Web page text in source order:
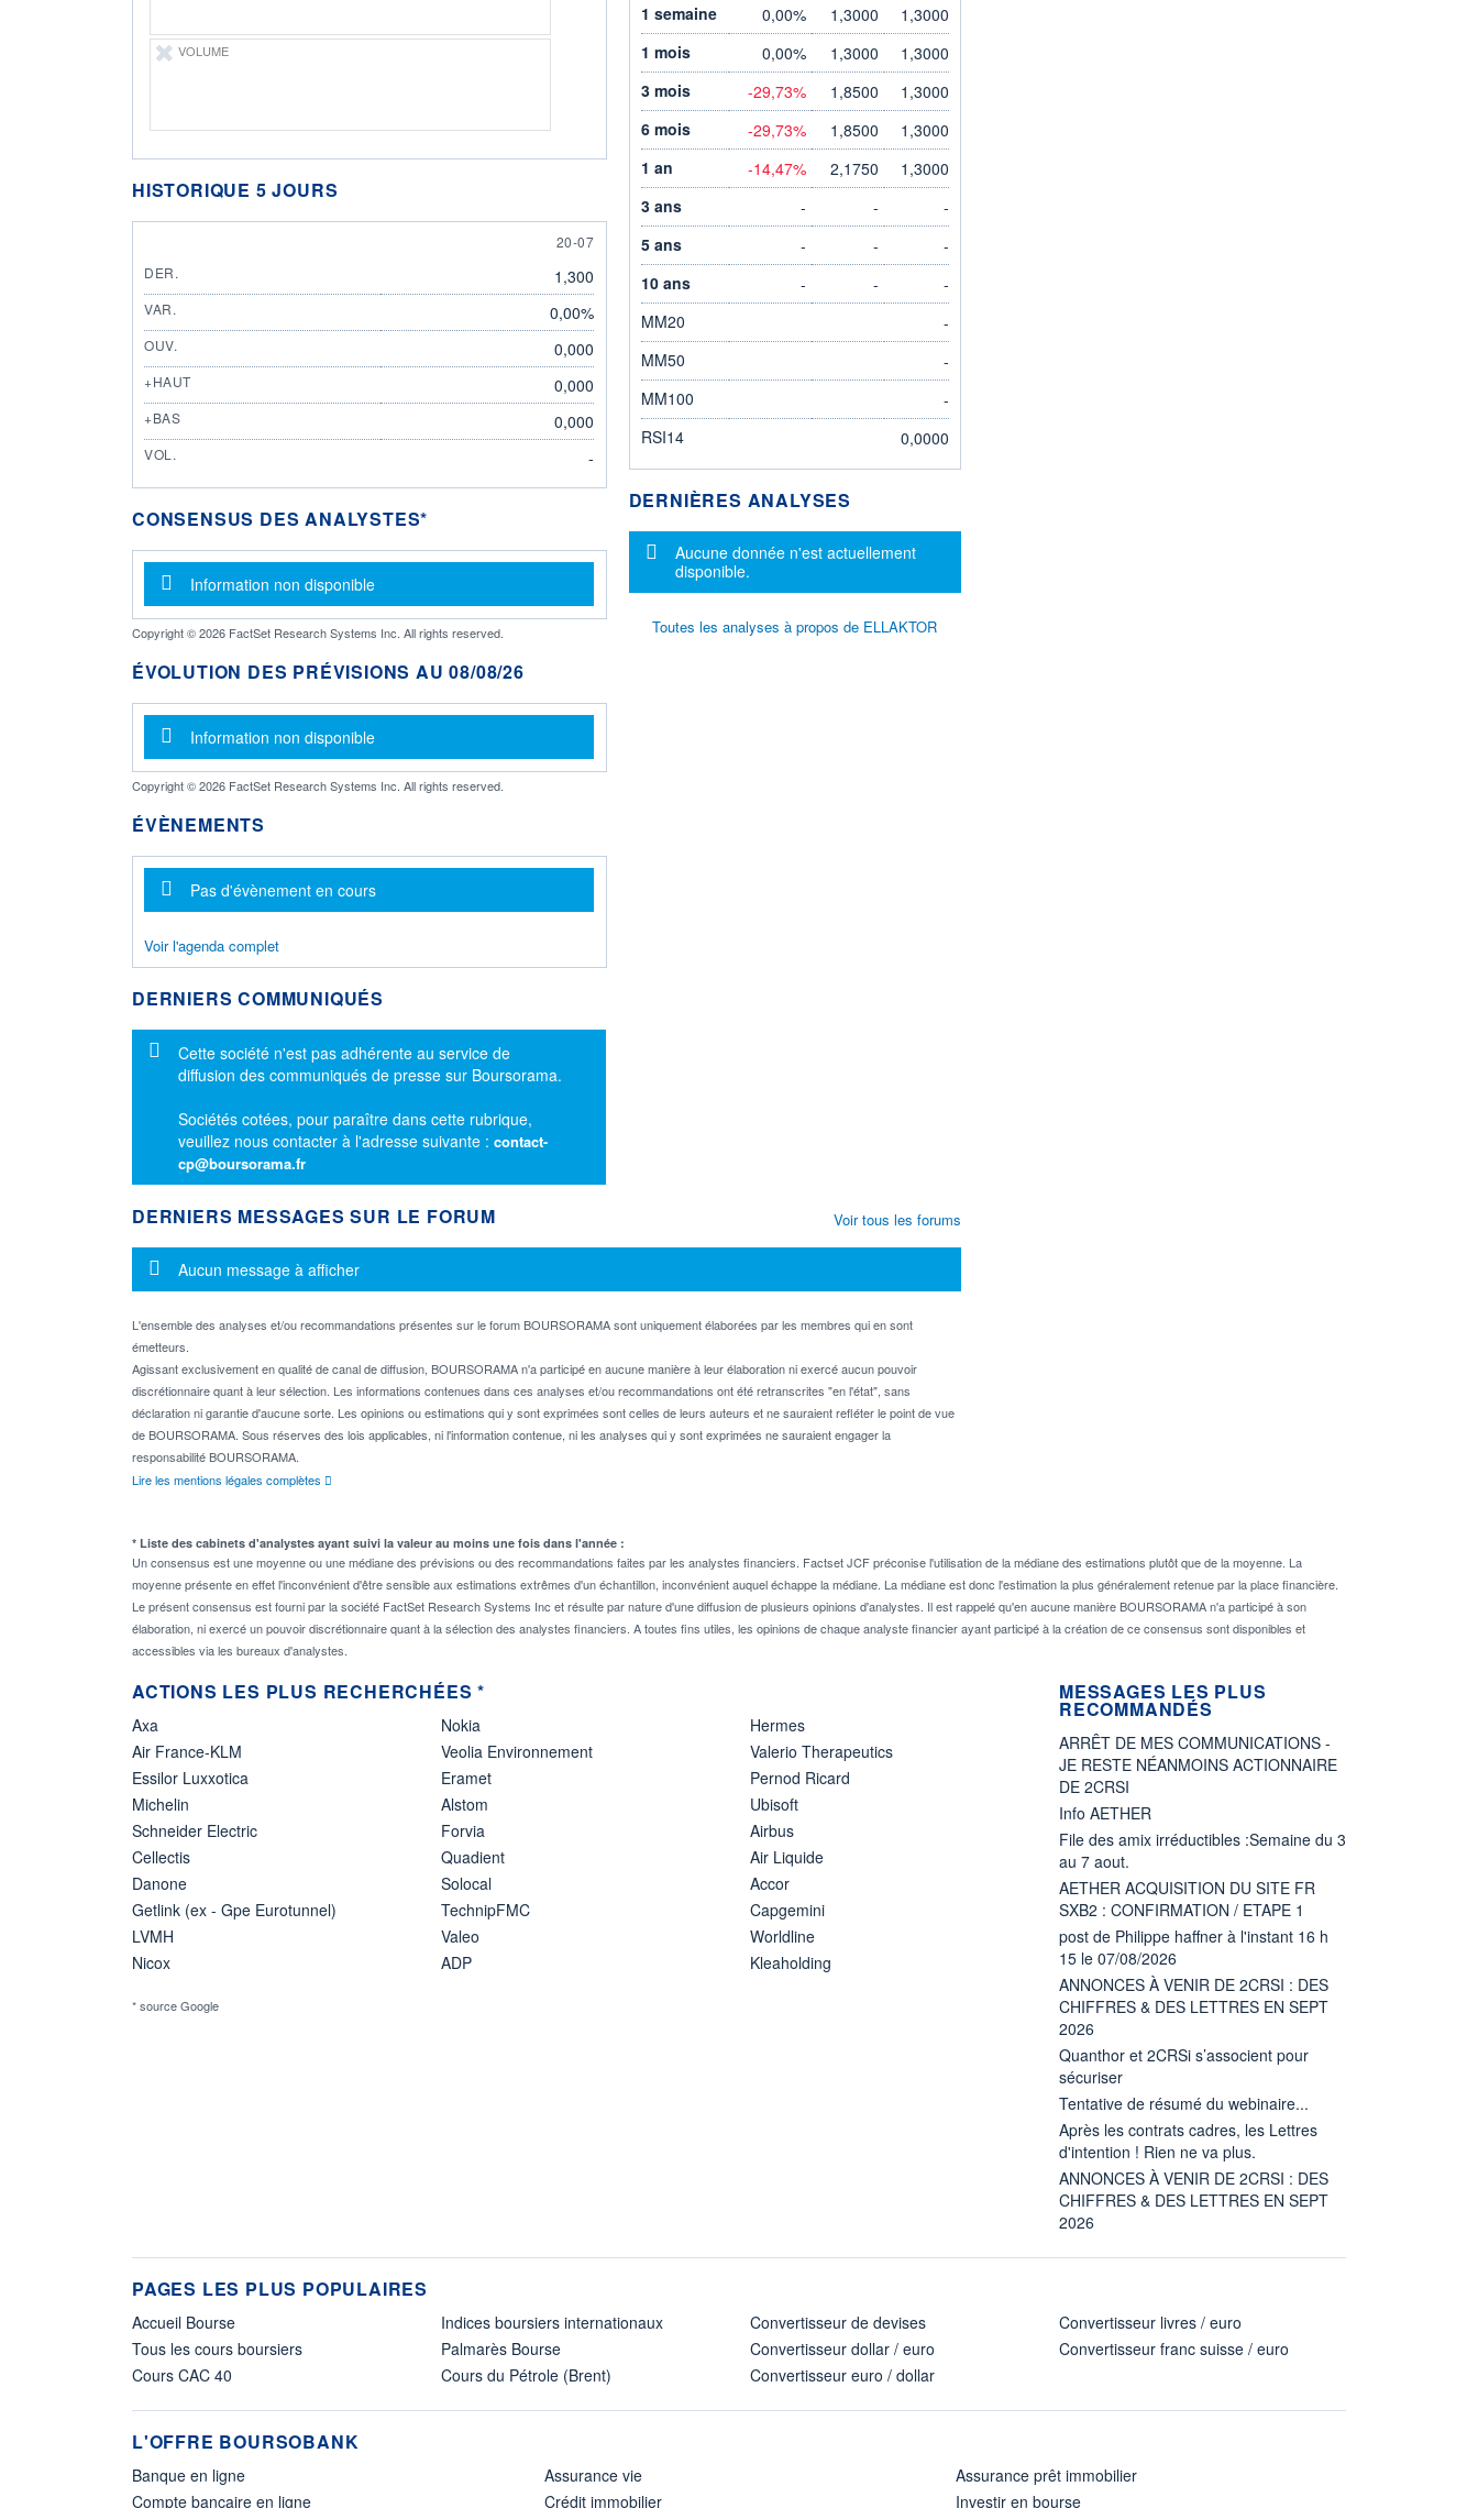
VOLUME
HISTORIQUE 5 JOURS
20 JULY
20-07
DER.
1,300
VAR. 0,00%
OUV. 0,000
+HAUT 0,000
+BAS 0,000
VOL. -
CONSENSUS DES ANALYSTES*
Message d'information
Information non disponible
Copyright © 2026 FactSet Research Systems Inc. All rights reserved.
ÉVOLUTION DES PRÉVISIONS AU 08/08/26
Message d'information
Information non disponible
Copyright © 2026 FactSet Research Systems Inc. All rights reserved.
ÉVÈNEMENTS
Message d'information
Pas d'évènement en cours
Voir l'agenda complet
DERNIERS COMMUNIQUÉS
Message d'information
Cette société n'est pas adhérente au service de
diffusion des communiqués de presse sur Boursorama.
Sociétés cotées, pour paraître dans cette rubrique,
veuillez nous contacter à l'adresse suivante : contact-
cp@boursorama.fr
1 semaine
0,00% 1,3000
1,3000
1 mois
0,00% 1,3000
1,3000
3 mois
-29,73% 1,8500
1,3000
6 mois
-29,73% 1,8500
1,3000
1 an
-14,47% 2,1750
1,3000
3 ans
- -
-
5 ans
- -
-
10 ans
- -
-
MM20
-
MM50
-
MM100
-
RSI14
0,0000
DERNIÈRES ANALYSES
Message d'information
Aucune donnée n'est actuellement
disponible.
Toutes les analyses à propos de ELLAKTOR
DERNIERS MESSAGES SUR LE FORUM
Message d'information
Aucun message à afficher
L'ensemble des analyses et/ou recommandations présentes sur le forum BOURSORAMA sont uniquement élaborées par les membres qui en sont
émetteurs.
Agissant exclusivement en qualité de canal de diffusion, BOURSORAMA n'a participé en aucune manière à leur élaboration ni exercé aucun pouvoir
discrétionnaire quant à leur sélection. Les informations contenues dans ces analyses et/ou recommandations ont été retranscrites "en l'état", sans
déclaration ni garantie d'aucune sorte. Les opinions ou estimations qui y sont exprimées sont celles de leurs auteurs et ne sauraient refléter le point de vue
de BOURSORAMA. Sous réserves des lois applicables, ni l'information contenue, ni les analyses qui y sont exprimées ne sauraient engager la
responsabilité BOURSORAMA.
Lire les mentions légales complètes
Voir tous les forums
* Liste des cabinets d'analystes ayant suivi la valeur au moins une fois dans l'année :
Un consensus est une moyenne ou une médiane des prévisions ou des recommandations faites par les analystes financiers. Factset JCF préconise l'utilisation de la médiane des estimations plutôt que de la moyenne. La
moyenne présente en effet l'inconvénient d'être sensible aux estimations extrêmes d'un échantillon, inconvénient auquel échappe la médiane. La médiane est donc l'estimation la plus généralement retenue par la place financière.
Le présent consensus est fourni par la société FactSet Research Systems Inc et résulte par nature d'une diffusion de plusieurs opinions d'analystes. Il est rappelé qu'en aucune manière BOURSORAMA n'a participé à son
élaboration, ni exercé un pouvoir discrétionnaire quant à la sélection des analystes financiers. A toutes fins utiles, les opinions de chaque analyste financier ayant participé à la création de ce consensus sont disponibles et
accessibles via les bureaux d'analystes.
ACTIONS LES PLUS RECHERCHÉES *
Axa
Air France-KLM
Essilor Luxxotica
Michelin
Schneider Electric
Cellectis
Danone
Getlink (ex - Gpe Eurotunnel)
LVMH
Nicox
Nokia
Veolia Environnement
Eramet
Alstom
Forvia
Quadient
Solocal
TechnipFMC
Valeo
ADP
Hermes
Valerio Therapeutics
Pernod Ricard
Ubisoft
Airbus
Air Liquide
Accor
Capgemini
Worldline
Kleaholding
* source Google
MESSAGES LES PLUS
RECOMMANDÉS
ARRÊT DE MES COMMUNICATIONS -
JE RESTE NÉANMOINS ACTIONNAIRE
DE 2CRSI
Info AETHER
File des amix irréductibles :Semaine du 3
au 7 aout.
AETHER ACQUISITION DU SITE FR
SXB2 : CONFIRMATION / ETAPE 1
post de Philippe haffner à l'instant 16 h
15 le 07/08/2026
ANNONCES À VENIR DE 2CRSI : DES
CHIFFRES & DES LETTRES EN SEPT
2026
Quanthor et 2CRSi s’associent pour
sécuriser
Tentative de résumé du webinaire...
Après les contrats cadres, les Lettres
d'intention ! Rien ne va plus.
ANNONCES À VENIR DE 2CRSI : DES
CHIFFRES & DES LETTRES EN SEPT
2026
PAGES LES PLUS POPULAIRES
Accueil Bourse
Tous les cours boursiers
Cours CAC 40
Indices boursiers internationaux
Palmarès Bourse
Cours du Pétrole (Brent)
Convertisseur de devises
Convertisseur dollar / euro
Convertisseur euro / dollar
Convertisseur livres / euro
Convertisseur franc suisse / euro
L'OFFRE BOURSOBANK
Banque en ligne
Compte bancaire en ligne
Assurance vie
Crédit immobilier
Assurance prêt immobilier
Investir en bourse